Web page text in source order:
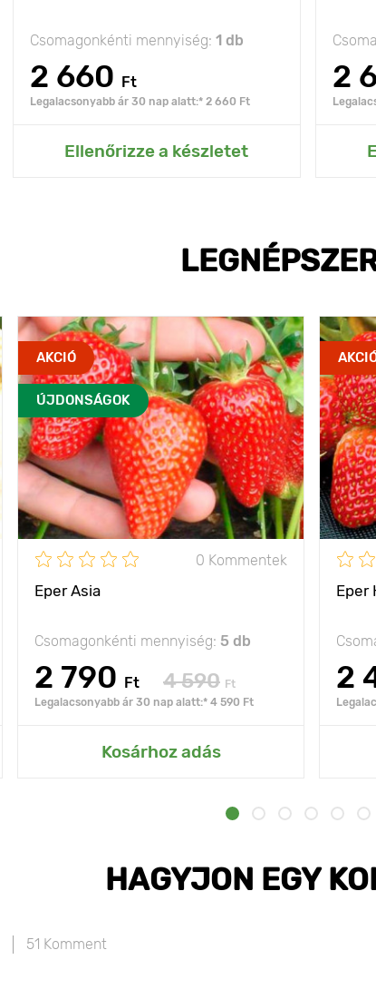
Csomagonkénti mennyiség: 1 db
2 660 Ft
Legalacsonyabb ár 30 nap alatt:* 2 660 Ft
Ellenőrizze a készletet
Hozzáadás az Én kertemhez
2
AKCIÓ
ÚJDONSÁGOK
0 Kommentek
Eper Asia
Csomagonkénti mennyiség: 5 db
2 790 Ft 4 590 Ft
Legalacsonyabb ár 30 nap alatt:* 4 590 Ft
Kosárhoz adás
Eper
2
HAGYJON EGY
51 Komment